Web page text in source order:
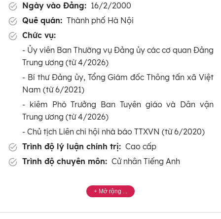
Ngày vào Đảng: 16/2/2000
Quê quán: Thành phố Hà Nội
Chức vụ:
- Ủy viên Ban Thường vụ Đảng ủy các cơ quan Đảng
Trung ương (từ 4/2026)
- Bí thư Đảng ủy, Tổng Giám đốc Thông tấn xã Việt
Nam (từ 6/2021)
- kiêm Phó Trưởng Ban Tuyên giáo và Dân vận
Trung ương (từ 4/2026)
- Chủ tịch Liên chi hội nhà báo TTXVN (từ 6/2020)
Trình độ lý luận chính trị: Cao cấp
Trình độ chuyên môn: Cử nhân Tiếng Anh